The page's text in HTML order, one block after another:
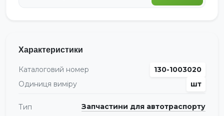
Характеристики
Каталоговий номер
130-1003020
Одиниця виміру
шт
Тип Запчастини для автотраспорту